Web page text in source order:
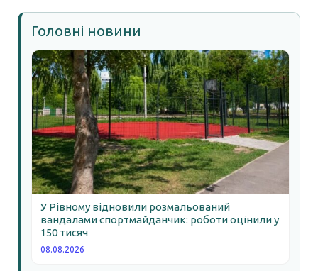
Головні новини
У Рівному відновили розмальований
вандалами спортмайданчик: роботи оцінили у
150 тисяч
08.08.2026